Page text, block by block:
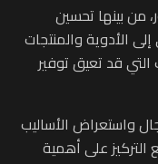
من بينها تحسين
الأدوية والمنتجات
التي قد تعيق توفير
واستعراض الأساليب
التركيز على أهمية